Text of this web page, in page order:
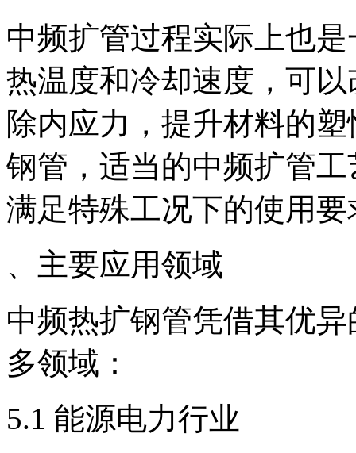
中频扩管过程实际上也
热温度和冷却速度，可
除内应力，提升材料的
钢管，适当的中频扩管
满足特殊工况下的使用要
、主要应用领域
中频热扩钢管凭借其优
多领域：
5.1 能源电力行业